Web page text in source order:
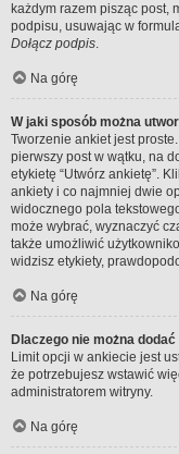
każdym razem pisząc post,
podpisu, usuwając w
Dołącz podpis.
Na górę
W jaki sposób można
Tworzenie ankiet jest
pierwszy post w wątku, na
etykietę “Utwórz ankietę”.
ankiety i co najmniej dwie
widocznego pola
może wybrać, wyznaczyć
także umożliwić
widzisz etykiety,
Na górę
Dlaczego nie można
Limit opcji w ankiecie jest
że potrzebujesz wstawić
administratorem witryny.
Na górę